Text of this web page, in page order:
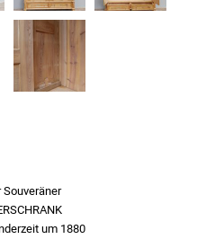
Souveräner
um 1880